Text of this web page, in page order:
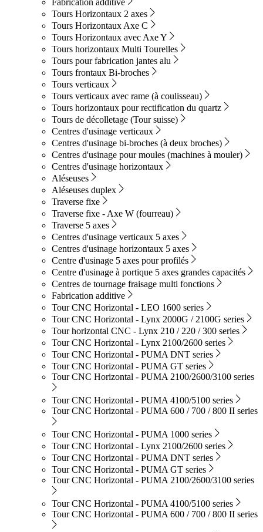
Fabrication additive
Tours Horizontaux 2 axes
Tours Horizontaux Axe C
Tours Horizontaux avec Axe Y
Tours horizontaux Multi Tourelles
Tours pour fabrication jantes alu
Tours frontaux Bi-broches
Tours verticaux
Tours verticaux avec rame (à coulisseau)
Tours horizontaux pour rectification du quartz
Tours de décolletage (Tour suisse)
Centres d'usinage verticaux
Centres d'usinage bi-broches (à deux broches)
Centres d'usinage pour moules (machines à mouler)
Centres d'usinage horizontaux
Aléseuses
Aléseuses duplex
Traverse fixe
Traverse fixe - Axe W (fourreau)
Traverse 5 axes
Centres d'usinage verticaux 5 axes
Centres d'usinage horizontaux 5 axes
Centre d'usinage 5 axes pour profilés
Centre d'usinage à portique 5 axes grandes capacités
Centres de tournage fraisage multi fonctions
Fabrication additive
Tour CNC Horizontal - LEO 1600 series
Tour CNC Horizontal - Lynx 2000G / 2100G series
Tour horizontal CNC - Lynx 210 / 220 / 300 series
Tour CNC Horizontal - Lynx 2100/2600 series
Tour CNC Horizontal - PUMA DNT series
Tour CNC Horizontal - PUMA GT series
Tour CNC Horizontal - PUMA 2100/2600/3100 series
Tour CNC Horizontal - PUMA 4100/5100 series
Tour CNC Horizontal - PUMA 600 / 700 / 800 II series
Tour CNC Horizontal - PUMA 1000 series
Tour CNC Horizontal - Lynx 2100/2600 series
Tour CNC Horizontal - PUMA DNT series
Tour CNC Horizontal - PUMA GT series
Tour CNC Horizontal - PUMA 2100/2600/3100 series
Tour CNC Horizontal - PUMA 4100/5100 series
Tour CNC Horizontal - PUMA 600 / 700 / 800 II series